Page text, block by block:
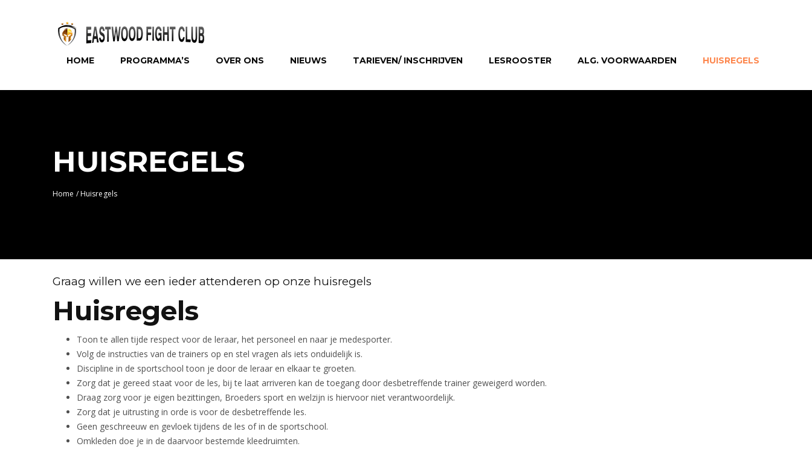
HOME PROGRAMMA’S OVER ONS NIEUWS TARIEVEN/ INSCHRIJVEN LESROOSTER ALG. VOORWAARDEN HUISREGELS
HUISREGELS
Home /Huisregels
Graag willen we een ieder attenderen op onze huisregels
Huisregels
Toon te allen tijde respect voor de leraar, het personeel en naar je medesporter.
Volg de instructies van de trainers op en stel vragen als iets onduidelijk is.
Discipline in de sportschool toon je door de leraar en elkaar te groeten.
Zorg dat je gereed staat voor de les, bij te laat arriveren kan de toegang door desbetreffende trainer geweigerd worden.
Draag zorg voor je eigen bezittingen, Broeders sport en welzijn is hiervoor niet verantwoordelijk.
Zorg dat je uitrusting in orde is voor de desbetreffende les.
Geen geschreeuw en gevloek tijdens de les of in de sportschool.
Omkleden doe je in de daarvoor bestemde kleedruimten.